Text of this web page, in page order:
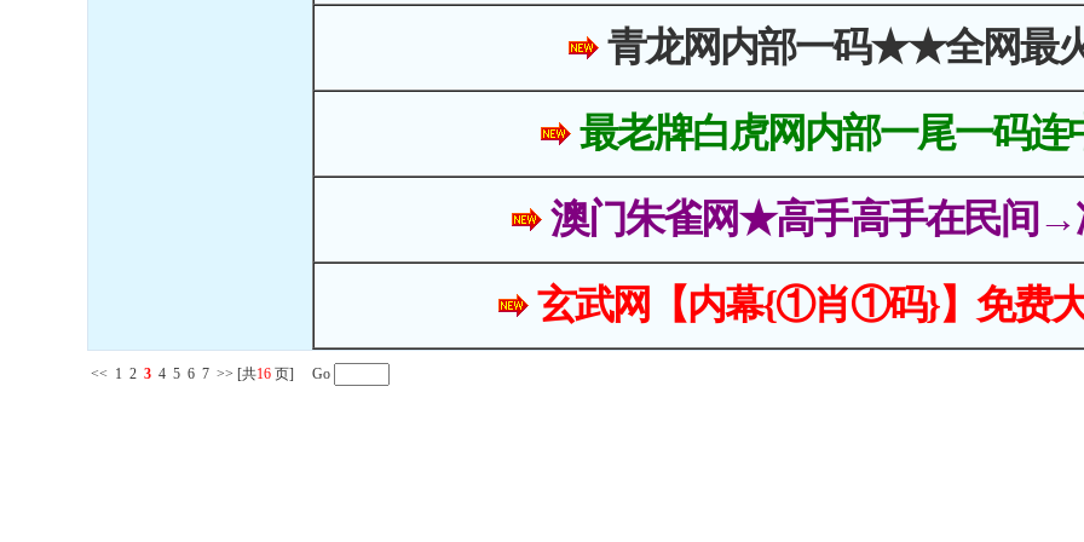
青龙网内部一码★★全网最
最老牌白虎网内部一尾一码连
澳门朱雀网★高手高手在民间→
玄武网【内幕{①肖①码}】免费
<< 1 2 3 4 5 6 7 >> [共16 页] Go